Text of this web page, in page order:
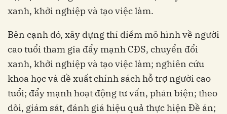
xanh, khởi nghiệp và tạo việc làm.
Bên cạnh đó, xây dựng thí điểm mô hình về người
cao tuổi tham gia đẩy mạnh CĐS, chuyển đổi
xanh, khởi nghiệp và tạo việc làm; nghiên cứu
khoa học và đề xuất chính sách hỗ trợ người cao
tuổi; đẩy mạnh hoạt động tư vấn, phản biện; theo
dõi, giám sát, đánh giá hiệu quả thực hiện Đề án;